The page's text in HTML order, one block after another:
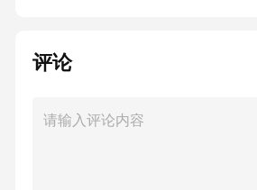
生争议，双方应首先友好协商
人民法院提起诉讼。2.在争议
评论